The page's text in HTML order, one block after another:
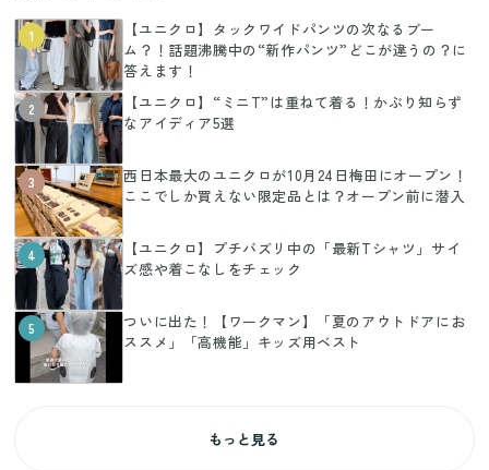
1
【ユニクロ】タックワイドパンツの次なるブー
ム？！話題沸騰中の“新作パンツ”どこが違うの？に
答えます！
2
【ユニクロ】“ミニT”は重ねて着る！かぶり知らず
なアイディア5選
3
西日本最大のユニクロが10月24日梅田にオープン！
ここでしか買えない限定品とは？オープン前に潜入
4
【ユニクロ】プチバズリ中の「最新Tシャツ」サイ
ズ感や着こなしをチェック
5
ついに出た！【ワークマン】「夏のアウトドアにお
ススメ」「高機能」キッズ用ベスト
もっと見る